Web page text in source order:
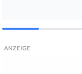
ANZEIGE